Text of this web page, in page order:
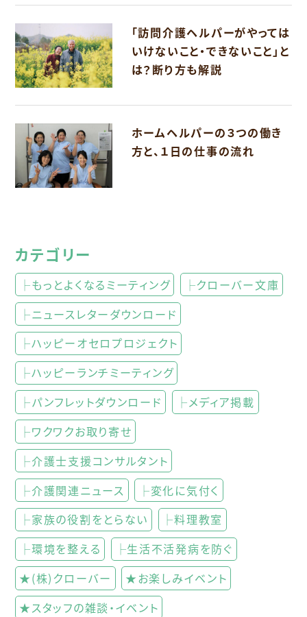
「訪問介護ヘルパーがやっては
いけないこと・できないこと」と
は？断り方も解説
ホームヘルパーの３つの働き
方と、１日の仕事の流れ
カテゴリー
├もっとよくなるミーティング
├クローバー文庫
├ニュースレターダウンロード
├ハッピーオセロプロジェクト
├ハッピーランチミーティング
├パンフレットダウンロード
├メディア掲載
├ワクワクお取り寄せ
├介護士支援コンサルタント
├介護関連ニュース
├変化に気付く
├家族の役割をとらない
├料理教室
├環境を整える
├生活不活発病を防ぐ
★(株)クローバー
★お楽しみイベント
★スタッフの雑談・イベント